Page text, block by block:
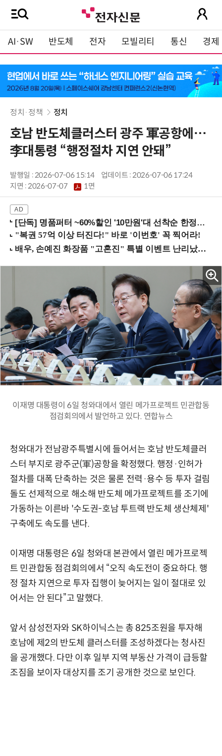
AI·SW 반도체 전자 모빌리티 통신 경제
정치·정책 정치
호남 반도체클러스터 광주 軍공항에…
李대통령 “행정절차 지연 안돼”
발행일 : 2026-07-06 15:14
업데이트 : 2026-07-06 17:24
지면 :2026-07-07 1면
[단독] 명품퍼터 ~60%할인 '10만원'대 선착순 한정판매!
이재명 대통령이 6일 청와대에서 열린 메가프로젝트 민관합동
점검회의에서 발언하고 있다. 연합뉴스
청와대가 전남광주특별시에 들어서는 호남 반도체클러
스터 부지로 광주군(軍)공항을 확정했다. 행정·인허가
절차를 대폭 단축하는 것은 물론 전력·용수 등 투자 걸림
돌도 선제적으로 해소해 반도체 메가프로젝트를 조기에
가동하는 이른바 '수도권-호남 투트랙 반도체 생산체제'
구축에도 속도를 낸다.
이재명 대통령은 6일 청와대 본관에서 열린 메가프로젝
트 민관합동 점검회의에서 “오직 속도전이 중요하다. 행
정 절차 지연으로 투자 집행이 늦어지는 일이 절대로 있
어서는 안 된다”고 말했다.
앞서 삼성전자와 SK하이닉스는 총 825조원을 투자해
호남에 제2의 반도체 클러스터를 조성하겠다는 청사진
을 공개했다. 다만 이후 일부 지역 부동산 가격이 급등할
조짐을 보이자 대상지를 조기 공개한 것으로 보인다.